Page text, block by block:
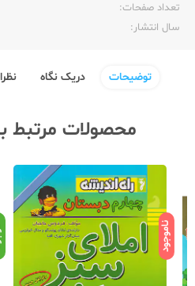
تعداد صفحات:‌
سال انتشار:‌
توضیحات دریک نگاه
محصولات مرتبط
ناموجود